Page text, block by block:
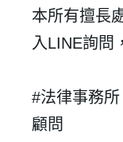
忘記密碼？
本所有擅長
入LINE詢問
#法律事務
顧問